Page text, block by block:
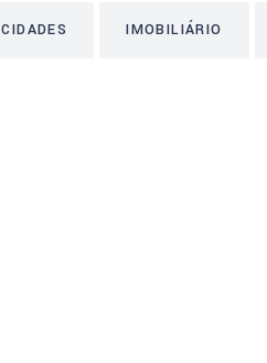
CIDADES IMOBILIÁRIO